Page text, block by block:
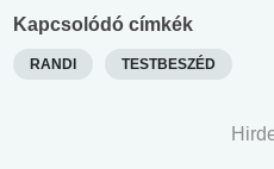
Kapcsolódó címkék
RANDI TESTBESZÉD